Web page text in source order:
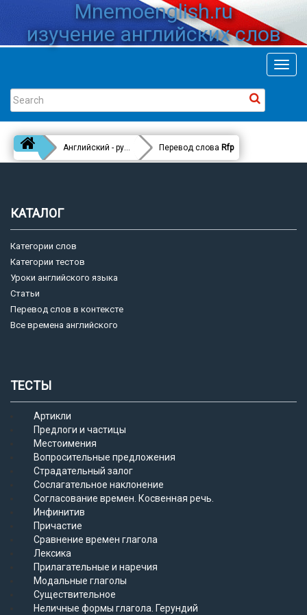
Mnemoenglish.ru
изучение английских слов
Английский - русский Перевод слова Rfp
КАТАЛОГ
Категории слов
Категории тестов
Уроки английского языка
Статьи
Перевод слов в контексте
Все времена английского
ТЕСТЫ
Артикли
Предлоги и частицы
Местоимения
Вопросительные предложения
Страдательный залог
Сослагательное наклонение
Согласование времен. Косвенная речь.
Инфинитив
Причастие
Сравнение времен глагола
Лексика
Прилагательные и наречия
Модальные глаголы
Существительное
Неличные формы глагола. Герундий